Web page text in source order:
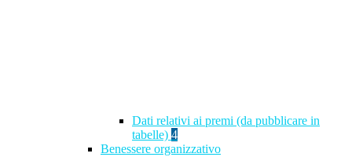
Dati relativi ai premi (da pubblicare in
tabelle) 4
Benessere organizzativo